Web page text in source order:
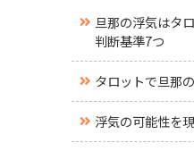
旦那の浮気はタ
判断基準7つ
タロットで旦那
浮気の可能性を